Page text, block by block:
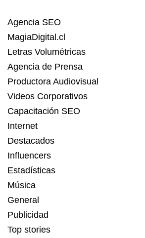
Agencia SEO
MagiaDigital.cl
Letras Volumétricas
Agencia de Prensa
Productora Audiovisual
Videos Corporativos
Capacitación SEO
Internet
Destacados
Influencers
Estadísticas
Música
General
Publicidad
Top stories